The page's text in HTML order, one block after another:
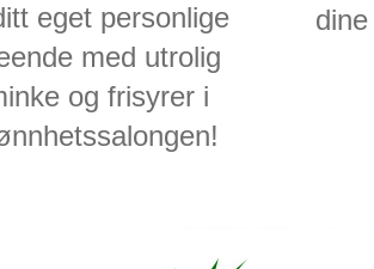
eget personlige
med utrolig
og frisyrer i